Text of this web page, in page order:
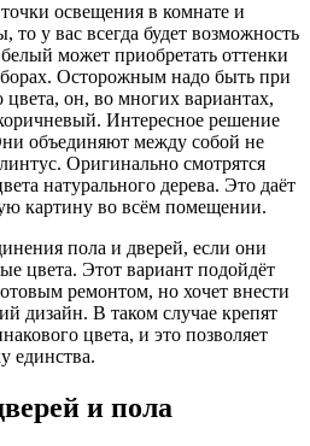
освещения в комнате и
то у вас всегда будет возможность
может приобретать оттенки
Осторожным надо быть при
он, во многих вариантах,
Интересное решение
объединяют между собой не
Оригинально смотрятся
натурального дерева. Это даёт
картину во всём помещении.
пола и дверей, если они
цвета. Этот вариант подойдёт
ремонтом, но хочет внести
дизайн. В таком случае крепят
цвета, и это позволяет
единства.
и пола